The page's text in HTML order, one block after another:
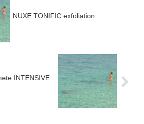
NUXE TONIFIC exfoliation
INTENSIVE